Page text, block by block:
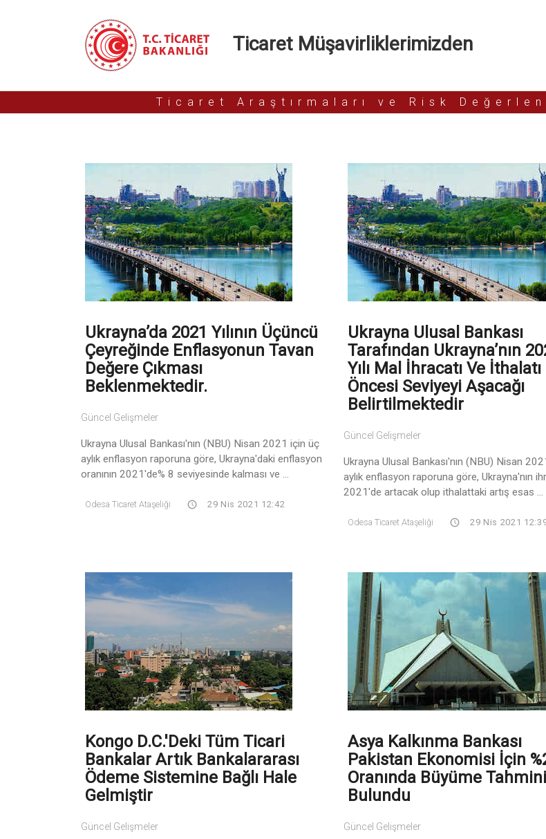
Ticaret Müşavirliklerimizden
Ticaret Araştırmaları ve Risk
Ukrayna’da 2021 Yılının Üçüncü
Çeyreğinde Enflasyonun Tavan
Değere Çıkması
Beklenmektedir.
Güncel Gelişmeler
Ukrayna Ulusal Bankası'nın (NBU) Nisan 2021 için üç
aylık enflasyon raporuna göre, Ukrayna'daki enflasyon
oranının 2021'de% 8 seviyesinde kalması ve ...
Odesa Ticaret Ataşeliği 29 Nis 2021 12:42
Ukrayna Ulusal Bankası
Tarafından Ukrayna’nın
Yılı Mal İhracatı Ve
Öncesi Seviyeyi Aşacağı
Belirtilmektedir
Güncel Gelişmeler
Ukrayna Ulusal Bankası'nın (NBU) Nisan
aylık enflasyon raporuna göre, Ukrayna'nın
2021'de artacak olup ithalattaki artış esas ...
Odesa Ticaret Ataşeliği 29 Nis 2021
Kongo D.C.'Deki Tüm Ticari
Bankalar Artık Bankalararası
Ödeme Sistemine Bağlı Hale
Gelmiştir
Güncel Gelişmeler
Asya Kalkınma Bankası
Pakistan Ekonomisi İçin
Oranında Büyüme
Bulundu
Güncel Gelişmeler